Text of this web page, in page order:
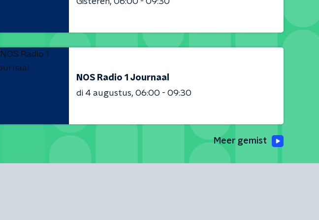
NOS Radio 1 Journaal
di 4 augustus 06:00 - 09:30
Meer gemist